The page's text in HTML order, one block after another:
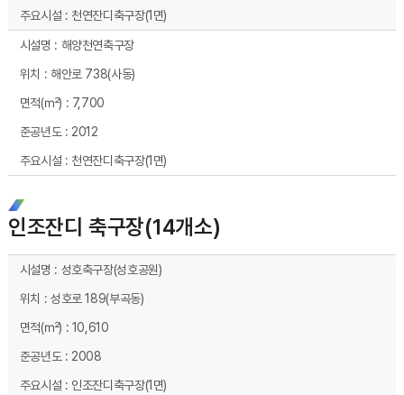
천연잔디축구장(1면)
해양천연축구장
해안로 738(사동)
7,700
2012
천연잔디축구장(1면)
인조잔디 축구장(14개소)
성호축구장(성호공원)
성호로 189(부곡동)
10,610
2008
인조잔디축구장(1면)